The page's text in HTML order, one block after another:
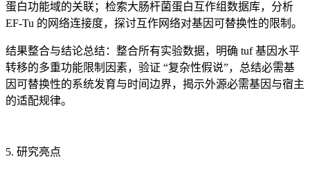
蛋白功能域的关联；检索大肠杆菌蛋白互作组数据库，分析
EF-Tu 的网络连接度，探讨互作网络对基因可替换性的限制。
结果整合与结论总结：整合所有实验数据，明确 tuf 基因水平
转移的多重功能限制因素，验证 “复杂性假说”，总结必需基
因可替换性的系统发育与时间边界，揭示外源必需基因与宿主
的适配规律。
5. 研究亮点